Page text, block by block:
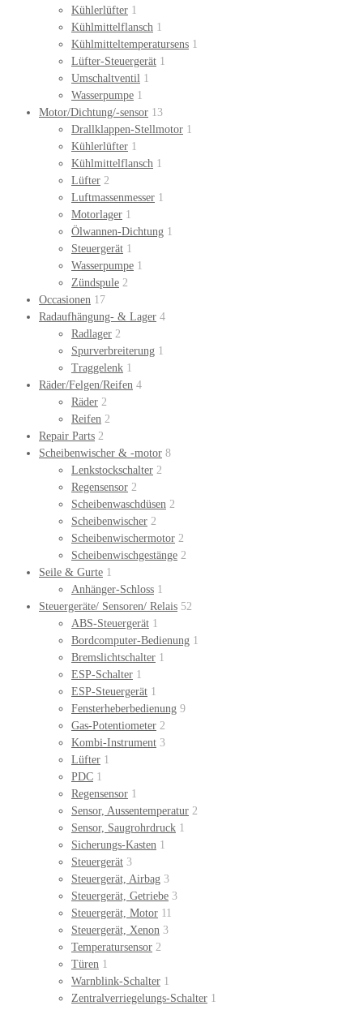
Kühlerlüfter 1
Kühlmittelflansch 1
Kühlmitteltemperatursens 1
Lüfter-Steuergerät 1
Umschaltventil 1
Wasserpumpe 1
Motor/Dichtung/-sensor 13
Drallklappen-Stellmotor 1
Kühlerlüfter 1
Kühlmittelflansch 1
Lüfter 2
Luftmassenmesser 1
Motorlager 1
Ölwannen-Dichtung 1
Steuergerät 1
Wasserpumpe 1
Zündspule 2
Occasionen 17
Radaufhängung- & Lager 4
Radlager 2
Spurverbreiterung 1
Traggelenk 1
Räder/Felgen/Reifen 4
Räder 2
Reifen 2
Repair Parts 2
Scheibenwischer & -motor 8
Lenkstockschalter 2
Regensensor 2
Scheibenwaschdüsen 2
Scheibenwischer 2
Scheibenwischermotor 2
Scheibenwischgestänge 2
Seile & Gurte 1
Anhänger-Schloss 1
Steuergeräte/ Sensoren/ Relais 52
ABS-Steuergerät 1
Bordcomputer-Bedienung 1
Bremslichtschalter 1
ESP-Schalter 1
ESP-Steuergerät 1
Fensterheberbedienung 9
Gas-Potentiometer 2
Kombi-Instrument 3
Lüfter 1
PDC 1
Regensensor 1
Sensor, Aussentemperatur 2
Sensor, Saugrohrdruck 1
Sicherungs-Kasten 1
Steuergerät 3
Steuergerät, Airbag 3
Steuergerät, Getriebe 3
Steuergerät, Motor 11
Steuergerät, Xenon 3
Temperatursensor 2
Türen 1
Warnblink-Schalter 1
Zentralverriegelungs-Schalter 1